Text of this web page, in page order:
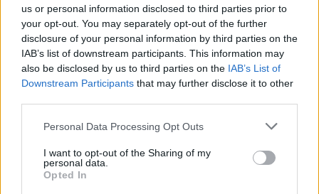
us or personal information disclosed to third parties prior to
your opt-out. You may separately opt-out of the further
disclosure of your personal information by third parties on the
IAB’s list of downstream participants. This information may
also be disclosed by us to third parties on the IAB’s List of
Downstream Participants that may further disclose it to other
Personal Data Processing Opt Outs
I want to opt-out of the Sharing of my
personal data.
Opted In
Publicado12 de Diciembre del 2009
galiza dijo:
yo creo que se puede apretar más en diciembre siempre si
el conce está jodido para cerrar el trimestre y el
año.....además con el plan 2000 e si entregas coche pa
iva, de pagar el 16% al 19% que nos van a clavar.....
Galiza la subida del tipo general que es donde se incluyen los